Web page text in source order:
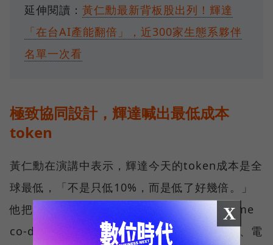
延伸閱讀： 黃仁勳最新背板股出列！輝達
「在台AI產能翻倍」，近300家生態系夥伴
名單一次看
極致協同設計，輝達喊出最低成本
token
黃仁勳在演講中表示，輝達今天的token成本是全
球最低，「不是只低10%，而是低了好幾倍。」
他把原因歸於輝達的「極致協同設計（extreme
co-design）」：從晶片、機櫃、網路、儲存、電
X